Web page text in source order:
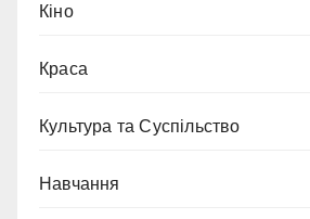
Кіно
Краса
Культура та Суспільство
Навчання